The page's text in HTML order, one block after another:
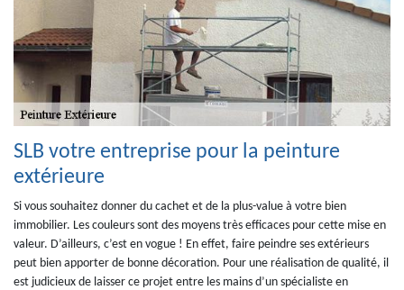
SLB votre entreprise pour la peinture
extérieure
Si vous souhaitez donner du cachet et de la plus-value à votre bien
immobilier. Les couleurs sont des moyens très efficaces pour cette mise en
valeur. D’ailleurs, c’est en vogue ! En effet, faire peindre ses extérieurs
peut bien apporter de bonne décoration. Pour une réalisation de qualité, il
est judicieux de laisser ce projet entre les mains d’un spécialiste en